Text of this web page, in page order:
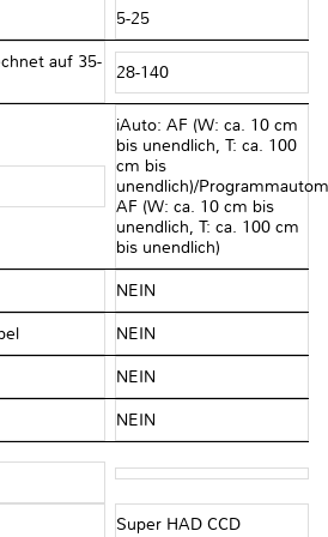
5-25
auf 35-
28-140
iAuto: AF (W: ca. 10 cm
bis unendlich, T: ca. 100
cm bis
unendlich)/
AF (W: ca. 10 cm bis
unendlich, T: ca. 100 cm
bis unendlich)
NEIN
NEIN
NEIN
NEIN
Super HAD CCD